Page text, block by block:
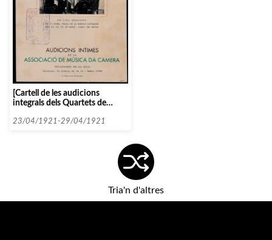
[Cartell de les audicions
integrals dels Quartets de
Quartett de Leipzic]
23/04/1921-29/04/1921
Tria'n d'altres